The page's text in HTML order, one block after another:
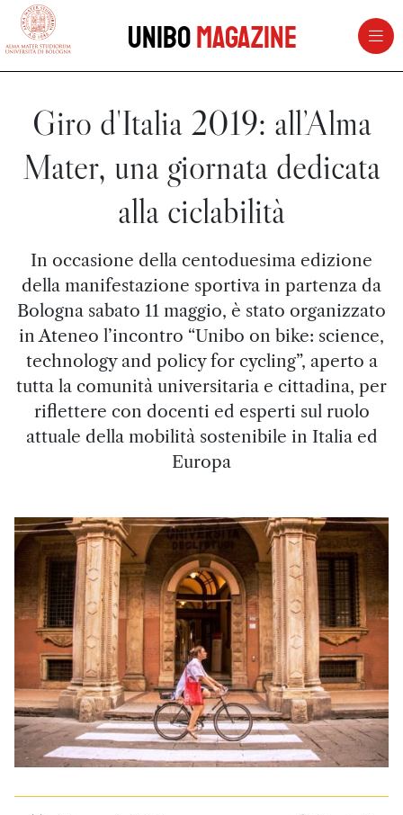
vai al contenuto della pagina
UniboMagazine
Giro d'Italia 2019: all’Alma
Mater, una giornata dedicata
alla ciclabilità
In occasione della centoduesima edizione
della manifestazione sportiva in partenza da
Bologna sabato 11 maggio, è stato organizzato
in Ateneo l’incontro “Unibo on bike: science,
technology and policy for cycling”, aperto a
tutta la comunità universitaria e cittadina, per
riflettere con docenti ed esperti sul ruolo
attuale della mobilità sostenibile in Italia ed
Europa